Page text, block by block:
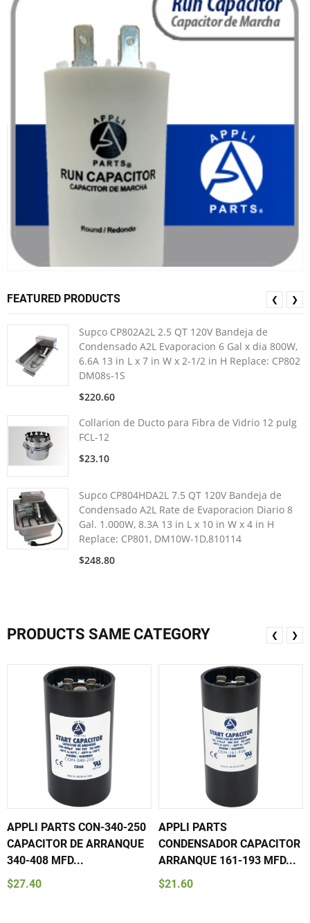
FEATURED PRODUCTS
Supco CP802A2L 2.5 QT 120V Bandeja de
Condensado A2L Evaporacion 6 Gal x dia 800W,
6.6A 13 in L x 7 in W x 2-1/2 in H Replace: CP802
DM08s-1S
$220.60
Collarion de Ducto para Fibra de Vidrio 12 pulg
FCL-12
$23.10
Supco CP804HDA2L 7.5 QT 120V Bandeja de
Condensado A2L Rate de Evaporacion Diario 8
Gal. 1.000W, 8.3A 13 in L x 10 in W x 4 in H
Replace: CP801, DM10W-1D,810114
$248.80
❮ ❯
PRODUCTS SAME CATEGORY
APPLI PARTS CON-340-250
CAPACITOR DE ARRANQUE
340-408 MFD...
$27.40
APPLI PARTS
CONDENSADOR CAPACITOR
ARRANQUE 161-193 MFD...
$21.60
❮ ❯